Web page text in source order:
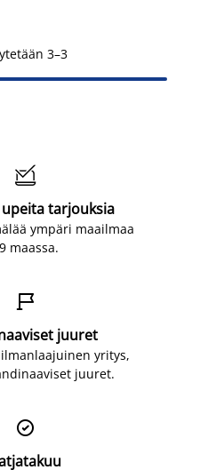
3–3

tarjouksia
ympäri maailmaa
maassa.

juuret
yritys,
juuret.
